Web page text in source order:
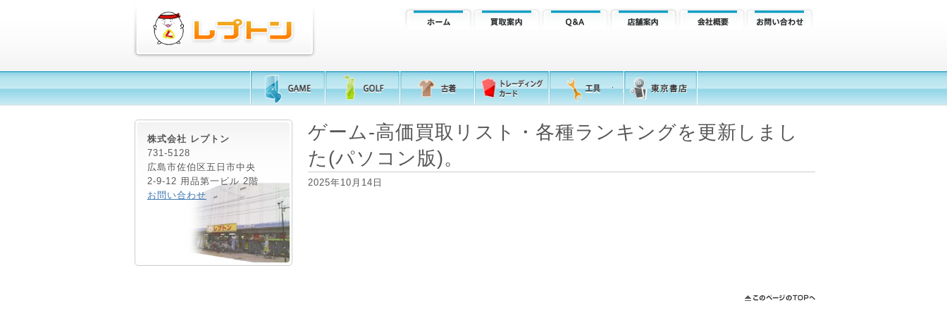
株式会社 レプトン
731-5128
広島市佐伯区五日市中央
2-9-12 用品第一ビル 2階
お問い合わせ
ゲーム-高価買取リスト・各種ランキングを更新しまし
た(パソコン版)。
2025年10月14日